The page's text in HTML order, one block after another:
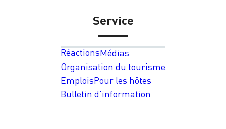
Service
RéactionsMédias
Organisation du tourisme
EmploisPour les hôtes
Bulletin d'information